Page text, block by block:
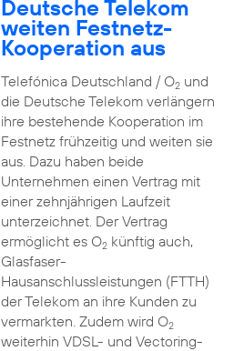
Deutsche Telekom
weiten Festnetz-
Kooperation aus
Telefónica Deutschland / O2und
die Deutsche Telekom verlängern
ihre bestehende Kooperation im
Festnetz frühzeitig und weiten sie
aus. Dazu haben beide
Unternehmen einen Vertrag mit
einer zehnjährigen Laufzeit
unterzeichnet. Der Vertrag
ermöglicht es O2künftig auch,
Glasfaser-
Hausanschlussleistungen (FTTH)
der Telekom an ihre Kunden zu
vermarkten. Zudem wird O2
weiterhin VDSL- und Vectoring-